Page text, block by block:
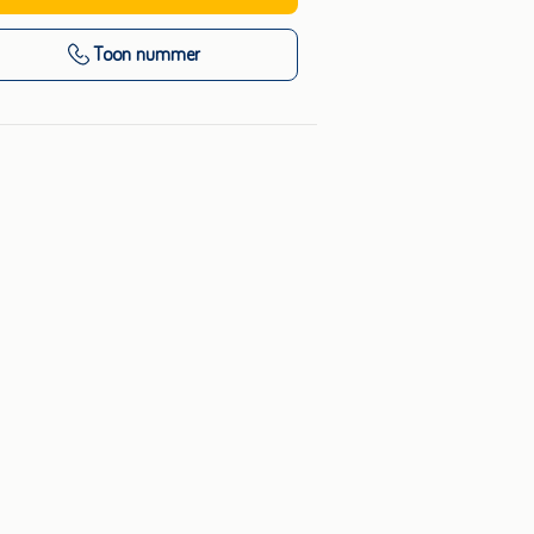
Toon nummer